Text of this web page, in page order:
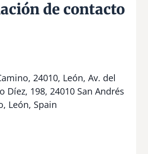
de contacto
24010, León, Av. del
Díez, 198, 24010 San Andrés
León, Spain